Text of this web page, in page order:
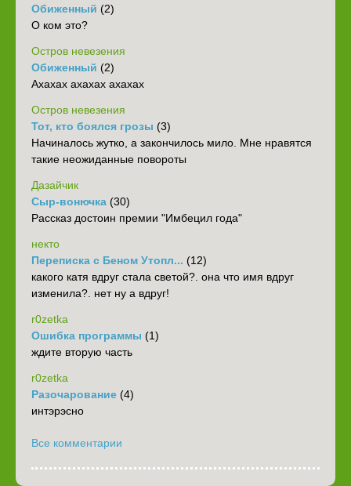
Обиженный (2)
О ком это?
Остров невезения
Обиженный (2)
Ахахах ахахах ахахах
Остров невезения
Тот, кто боялся грозы (3)
Начиналось жутко, а закончилось мило. Мне нравятся
такие неожиданные повороты
Дазайчик
Сыр-вонючка (30)
Рассказ достоин премии "Имбецил года"
некто
Переписка с Беном Утопл... (12)
какого катя вдруг стала светой?. она что имя вдруг
изменила?. нет ну а вдруг!
r0zetka
Ошибка программы (1)
ждите вторую часть
r0zetka
Разочарование (4)
интэрэсно
Все комментарии